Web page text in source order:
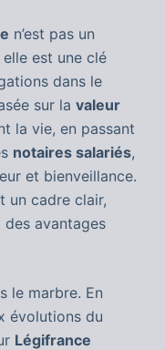
n’est pas un
est une clé
dans le
sur la valeur
la vie, en passant
notaires salariés,
et bienveillance.
un cadre clair,
avantages
le marbre. En
évolutions du
Légifrance